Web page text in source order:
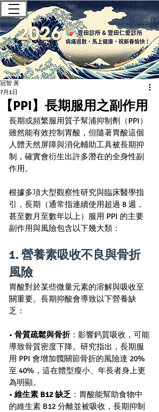
豐田診所 — 肝膽腸胃科｜無痛腸
胃鏡｜健康檢查
【PPI】長期服用之副作用
冠智 黃
7月1日
長期或頻繁服用質子幫浦抑制劑（PPI）
雖然能有效控制胃酸，但隨著胃酸這個
人體天然屏障與消化輔助工具被長期抑
制，確實會衍生出許多潛在的全身性副
作用。
根據多項大型觀察性研究與臨床醫學指
引，長期（通常指連續使用超過 8 週，
甚至數月至數年以上）服用 PPI 的主要
副作用與風險包含以下幾大類：
1. 營養素吸收不良與骨折
風險
胃酸對於某些微量元素的溶解與吸收至
關重要。長期抑酸會導致以下營養缺
乏：
• 骨質疏鬆與骨折：影響鈣質吸收，可能
導致骨質密度下降。研究指出，長期服
用 PPI 會增加髖關節骨折的風險達 20%
至 40%，這在體型瘦小、年長者身上更
為明顯。
• 維生素 B12 缺乏 ：胃酸能幫助食物中
的維生素 B12 分離並被吸收，長期抑制